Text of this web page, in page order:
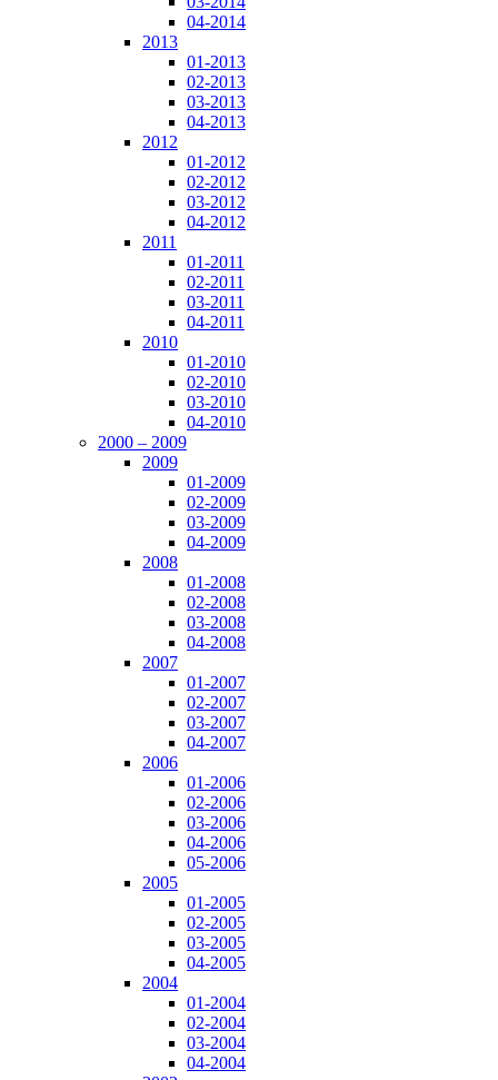
04-2014
2013
01-2013
02-2013
03-2013
04-2013
2012
01-2012
02-2012
03-2012
04-2012
2011
01-2011
02-2011
03-2011
04-2011
2010
01-2010
02-2010
03-2010
04-2010
2000 – 2009
2009
01-2009
02-2009
03-2009
04-2009
2008
01-2008
02-2008
03-2008
04-2008
2007
01-2007
02-2007
03-2007
04-2007
2006
01-2006
02-2006
03-2006
04-2006
05-2006
2005
01-2005
02-2005
03-2005
04-2005
2004
01-2004
02-2004
03-2004
04-2004